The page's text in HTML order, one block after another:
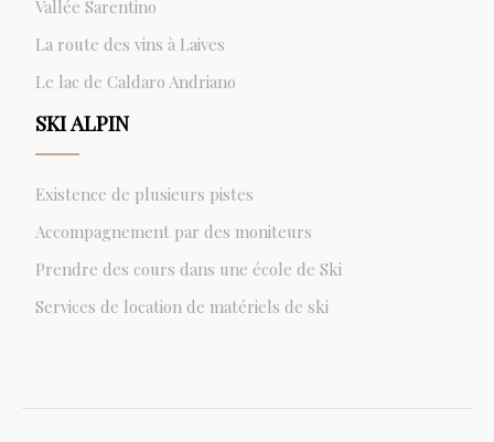
Vallée Sarentino
La route des vins à Laives
Le lac de Caldaro Andriano
SKI ALPIN
Existence de plusieurs pistes
Accompagnement par des moniteurs
Prendre des cours dans une école de Ski
Services de location de matériels de ski